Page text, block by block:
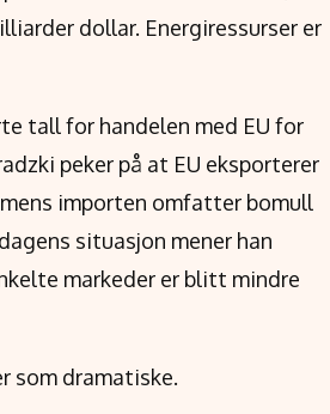
dollar. Energiressurser er
tall for handelen med EU for
peker på at EU eksporterer
importen omfatter bomull
situasjon mener han
markeder er blitt mindre
som dramatiske.